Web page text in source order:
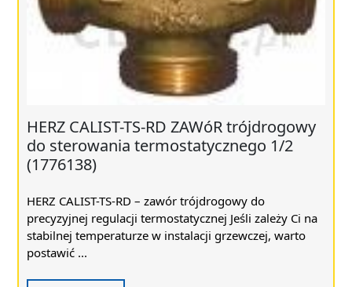
HERZ CALIST-TS-RD ZAWóR trójdrogowy
do sterowania termostatycznego 1/2
(1776138)
HERZ CALIST-TS-RD – zawór trójdrogowy do
precyzyjnej regulacji termostatycznej Jeśli zależy Ci na
stabilnej temperaturze w instalacji grzewczej, warto
postawić ...